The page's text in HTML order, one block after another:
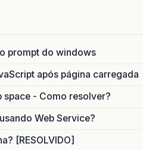
prompt do windows
após página carregada
space - Como resolver?
Web Service?
[RESOLVIDO]